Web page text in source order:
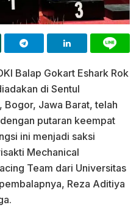
Balap Gokart Eshark Rok
di Sentul
Bogor, Jawa Barat, telah
putaran keempat
ini menjadi saksi
Mechanical
Team dari Universitas
Reza Aditiya